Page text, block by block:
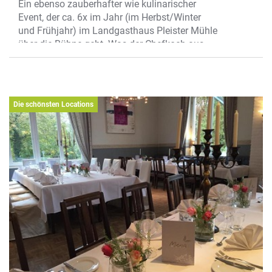
Ein ebenso zauberhafter wie kulinarischer
Event, der ca. 6x im Jahr (im Herbst/Winter
und Frühjahr) im Landgasthaus Pleister Mühle
über die Bühne geht. Was der Chefkoch aus
der Haube zaubert, ist noch sein Geheimnis.
Hase! Der Zauberer hat bereits im
australischen Outback und im Circus Roncalli
gezaubert.
Nächster Termin: 14.12. 23, weitere Termine in
2024 siehewww.pleistermuehle.de
Wo? Pleistermühlenweg 196, zwischen
Münster-Mauritz und Handorf an der Werse
Die schönsten Locations